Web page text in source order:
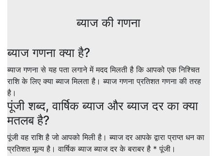
ब्याज की गणना
ब्याज गणना क्या है?
ब्याज गणना से यह पता लगाने में मदद मिलती है कि आपको एक निश्चित
राशि के लिए क्या ब्याज मिलता है। ब्याज गणना प्रतिशत गणना की तरह
है।
पूंजी शब्द, वार्षिक ब्याज और ब्याज दर का क्या
मतलब है?
पूंजी वह राशि है जो आपको मिली है। ब्याज दर आपके द्वारा प्राप्त धन का
प्रतिशत मूल्य है। वार्षिक ब्याज ब्याज दर के बराबर है * पूंजी।